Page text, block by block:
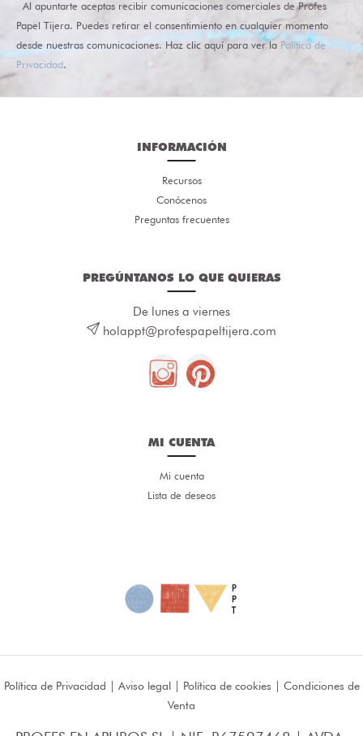
Al apuntarte aceptas recibir comunicaciones comerciales de Profes
Papel Tijera. Puedes retirar el consentimiento en cualquier momento
desde nuestras comunicaciones. Haz clic aquí para ver la Política de
Privacidad.
INFORMACIÓN
Recursos
Conócenos
Preguntas frecuentes
PREGÚNTANOS LO QUE QUIERAS
De lunes a viernes
holappt@profespapeltijera.com
MI CUENTA
Mi cuenta
Lista de deseos
Política de Privacidad | Aviso legal| Política de cookies | Condiciones de
Venta